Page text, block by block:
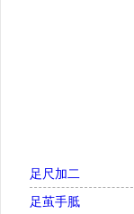
足尺加二
足茧手胝